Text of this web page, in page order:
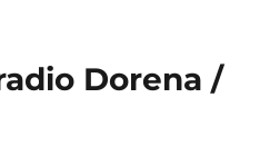
Dorena /